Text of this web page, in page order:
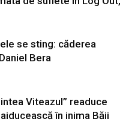
se sting: căderea
Bera
Viteazul” readuce
în inima Băii